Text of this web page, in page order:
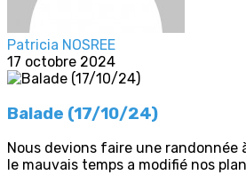
Patricia NOSREE
17 octobre 2024
Balade (17/10/24)
Nous devions faire une randonnée
le mauvais temps a modifié nos